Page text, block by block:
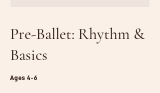
Pre-Ballet: Rhythm &
Basics
Ages 4-6